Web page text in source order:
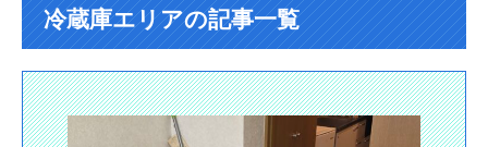
冷蔵庫エリアの記事一覧